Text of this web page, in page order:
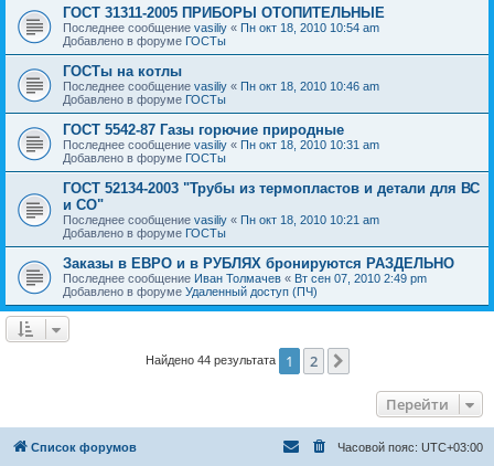
ГОСТ 31311-2005 ПРИБОРЫ ОТОПИТЕЛЬНЫЕ
Последнее сообщение vasiliy « Пн окт 18, 2010 10:54 am
Добавлено в форуме ГОСТы
ГОСТы на котлы
Последнее сообщение vasiliy « Пн окт 18, 2010 10:46 am
Добавлено в форуме ГОСТы
ГОСТ 5542-87 Газы горючие природные
Последнее сообщение vasiliy « Пн окт 18, 2010 10:31 am
Добавлено в форуме ГОСТы
ГОСТ 52134-2003 "Трубы из термопластов и детали для ВС
и СО"
Последнее сообщение vasiliy « Пн окт 18, 2010 10:21 am
Добавлено в форуме ГОСТы
Заказы в ЕВРО и в РУБЛЯХ бронируются РАЗДЕЛЬНО
Последнее сообщение Иван Толмачев « Вт сен 07, 2010 2:49 pm
Добавлено в форуме Удаленный доступ (ПЧ)
Найдено 44 результата 1 2
Перейти
Список форумов Часовой пояс: UTC+03:00